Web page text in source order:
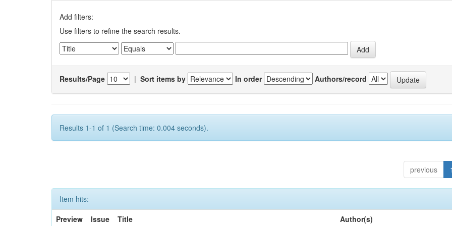
Add filters:
Use filters to refine the search results.
Results/Page | Sort items by In order Authors/record
Results 1-1 of 1 (Search time: 0.004 seconds).
previous 1
Item hits:
Preview
Issue
Title Author(s)